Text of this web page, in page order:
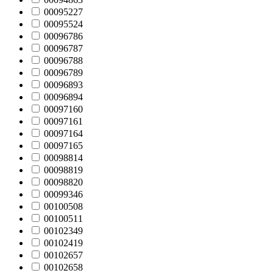
00095227
00095524
00096786
00096787
00096788
00096789
00096893
00096894
00097160
00097161
00097164
00097165
00098814
00098819
00098820
00099346
00100508
00100511
00102349
00102419
00102657
00102658